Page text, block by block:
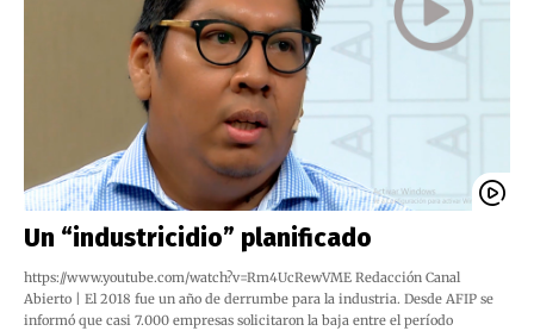
Un “industricidio” planificado
https://www.youtube.com/watch?v=Rm4UcRewVME Redacción Canal
Abierto | El 2018 fue un año de derrumbe para la industria. Desde AFIP se
informó que casi 7.000 empresas solicitaron la baja entre el período